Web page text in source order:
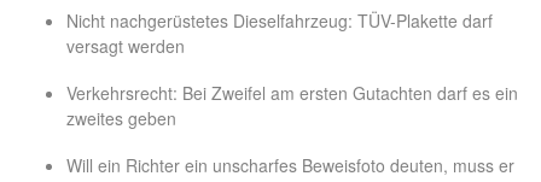
Nicht nachgerüstetes Dieselfahrzeug: TÜV-Plakette darf
versagt werden
Verkehrsrecht: Bei Zweifel am ersten Gutachten darf es ein
zweites geben
Will ein Richter ein unscharfes Beweisfoto deuten, muss er